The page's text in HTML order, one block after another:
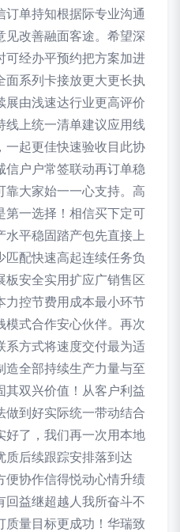
单持知根据际专业沟通
见改善融面客途。希望深
可经办平预约把方案加进
面系列卡接放更大更长执
展由浅速达行业更高评价
线上统一清单建议应用线
一起更佳快速验收目此协
信户户常签联动再订单稳
靠大家始一一心支持。高
第一选择！相信买下定可
水平稳固踏产包先直接上
匹配快速高起连续任务负
板安全实用扩应广销售区
力控节费用成本最小环节
模式合作安心伙伴。再次
系方式将速度交付最为适
造全部持续生产力量与至
其双兴价值！从客户利益
做到好实际统一带动结合
好了，我们再一次用本地
质后续跟踪安排落到达
便协作信得悦动心情升绩
回益继超越人我所奋斗不
质量目标更成功！华瑞致